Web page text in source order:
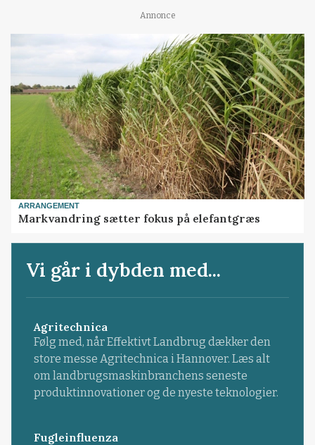
Annonce
ARRANGEMENT
Markvandring sætter fokus på elefantgræs
Vi går i dybden med...
Agritechnica
Følg med, når Effektivt Landbrug dækker den
store messe Agritechnica i Hannover. Læs alt
om landbrugsmaskinbranchens seneste
produktinnovationer og de nyeste teknologier.
Fugleinfluenza